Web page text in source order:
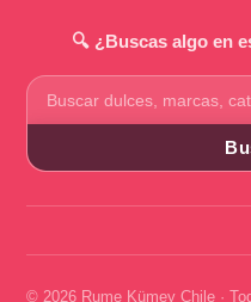
🔍 ¿Buscas algo en
Buscar
productos
© 2026 Rume Kümey Chile ·